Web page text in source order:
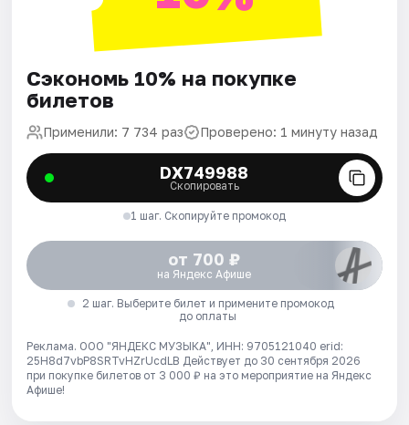
Сэкономь 10% на покупке
билетов
Применили: 7 734 раз Проверено: 1 минуту назад
DX749988
Скопировать
1 шаг. Скопируйте промокод
от 700 ₽
на Яндекс Афише
2 шаг. Выберите билет и примените промокод
до оплаты
Реклама. ООО "ЯНДЕКС МУЗЫКА", ИНН: 9705121040 erid:
25H8d7vbP8SRTvHZrUcdLB Действует до 30 сентября 2026
при покупке билетов от 3 000 ₽ на это мероприятие на Яндекс
Афише!